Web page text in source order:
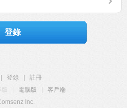
登錄
登錄
註冊
版 電腦版
客戶端
Inc.